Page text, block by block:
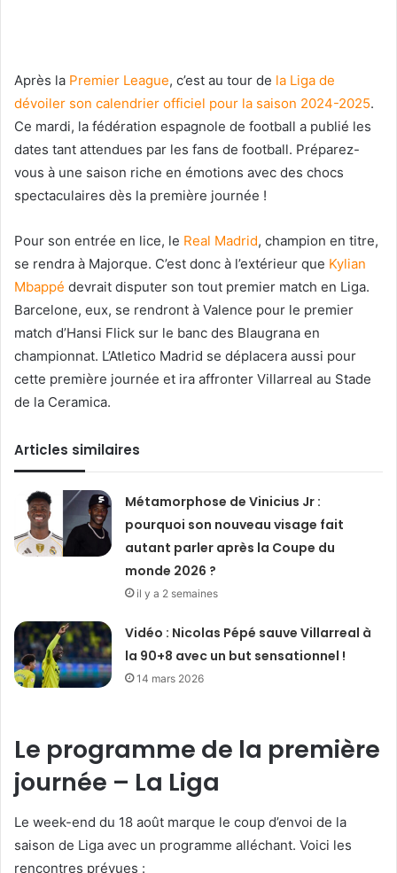
Après la Premier League, c’est au tour de la Liga de
dévoiler son calendrier officiel pour la saison 2024-2025.
Ce mardi, la fédération espagnole de football a publié les
dates tant attendues par les fans de football. Préparez-
vous à une saison riche en émotions avec des chocs
spectaculaires dès la première journée !
Pour son entrée en lice, le Real Madrid, champion en titre,
se rendra à Majorque. C’est donc à l’extérieur que Kylian
Mbappé devrait disputer son tout premier match en Liga.
Barcelone, eux, se rendront à Valence pour le premier
match d’Hansi Flick sur le banc des Blaugrana en
championnat. L’Atletico Madrid se déplacera aussi pour
cette première journée et ira affronter Villarreal au Stade
de la Ceramica.
Articles similaires
Métamorphose de Vinicius Jr :
pourquoi son nouveau visage fait
autant parler après la Coupe du
monde 2026 ?
il y a 2 semaines
Vidéo : Nicolas Pépé sauve Villarreal à
la 90+8 avec un but sensationnel !
14 mars 2026
Le programme de la première
journée – La Liga
Le week-end du 18 août marque le coup d’envoi de la
saison de Liga avec un programme alléchant. Voici les
rencontres prévues :